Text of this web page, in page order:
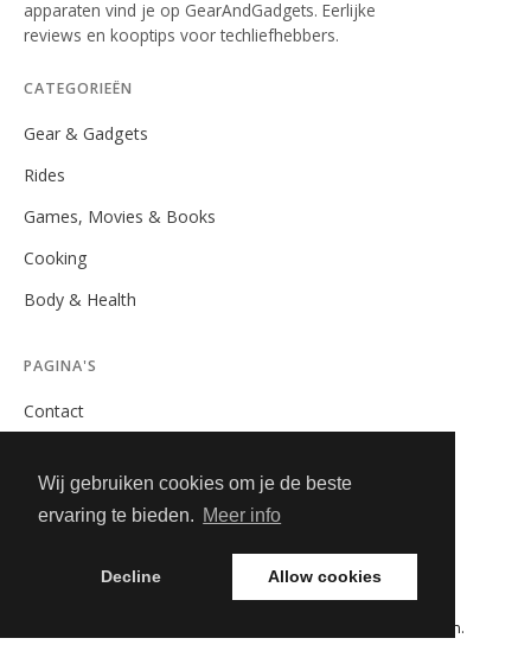
Wij gebruiken cookies om je de beste
ervaring te bieden. Meer info
Decline Allow cookies
apparaten vind je op GearAndGadgets. Eerlijke
reviews en kooptips voor techliefhebbers.
CATEGORIEËN
Gear & Gadgets
Rides
Games, Movies & Books
Cooking
Body & Health
PAGINA'S
Contact
Algemene Voorwaarden
© 2026 GearAndGadgets.nl. Alle rechten voorbehouden.